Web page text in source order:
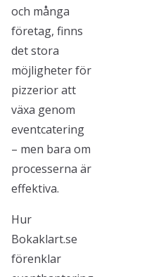
och många
företag, finns
det stora
möjligheter för
pizzerior att
växa genom
eventcatering
– men bara om
processerna är
effektiva.
Hur
Bokaklart.se
förenklar